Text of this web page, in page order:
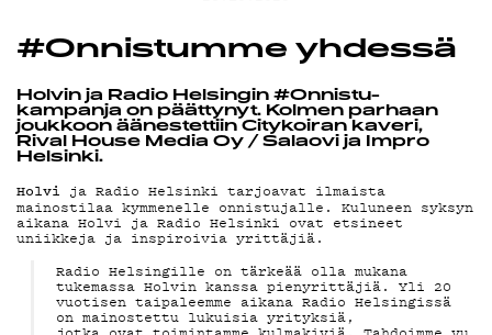
TEKIJÄT
ON-
DEMAND
#Onnistumme yhdessä
Holvin ja Radio Helsingin #Onnistu-
kampanja on päättynyt. Kolmen parhaan
joukkoon äänestettiin Citykoiran kaveri,
Rival House Media Oy / Salaovi ja Impro
Helsinki.
Holvi ja Radio Helsinki tarjoavat ilmaista
mainostilaa kymmenelle onnistujalle. Kuluneen syksyn
aikana Holvi ja Radio Helsinki ovat etsineet
uniikkeja ja inspiroivia yrittäjiä.
Radio Helsingille on tärkeää olla mukana
tukemassa Holvin kanssa pienyrittäjiä. Yli 20
vuotisen taipaleemme aikana Radio Helsingissä
on mainostettu lukuisia yrityksiä,